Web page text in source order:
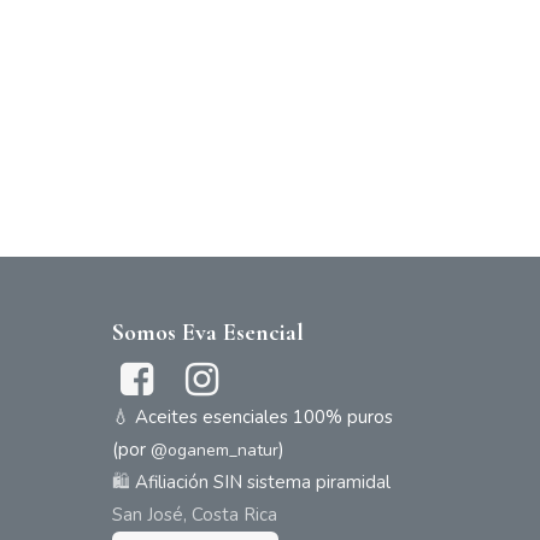
Somos Eva Esencial
💧 Aceites esenciales 100% puros
(por @oganem_natur)
🛍️Afiliación SIN sistema piramidal
San José, Costa Rica